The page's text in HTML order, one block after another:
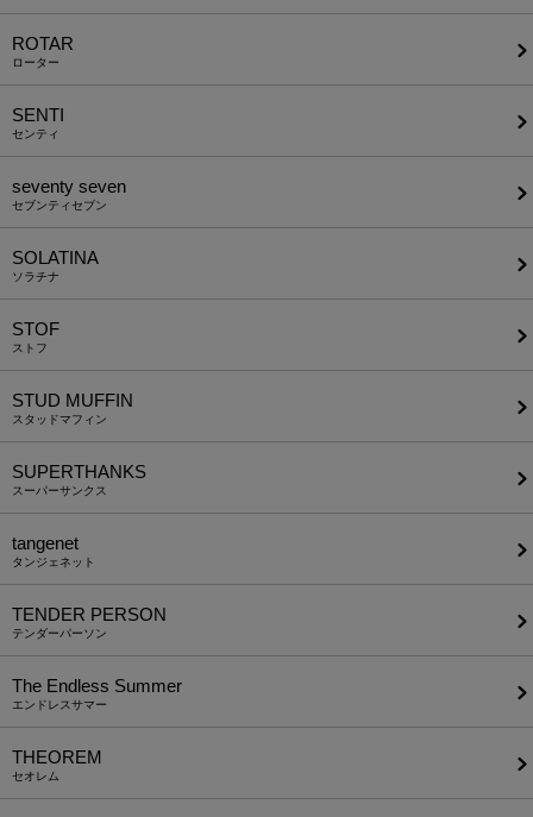
ROTAR
ローター
SENTI
センティ
seventy seven
セブンティセブン
SOLATINA
ソラチナ
STOF
ストフ
STUD MUFFIN
スタッドマフィン
SUPERTHANKS
スーパーサンクス
tangenet
タンジェネット
TENDER PERSON
テンダーパーソン
The Endless Summer
エンドレスサマー
THEOREM
セオレム